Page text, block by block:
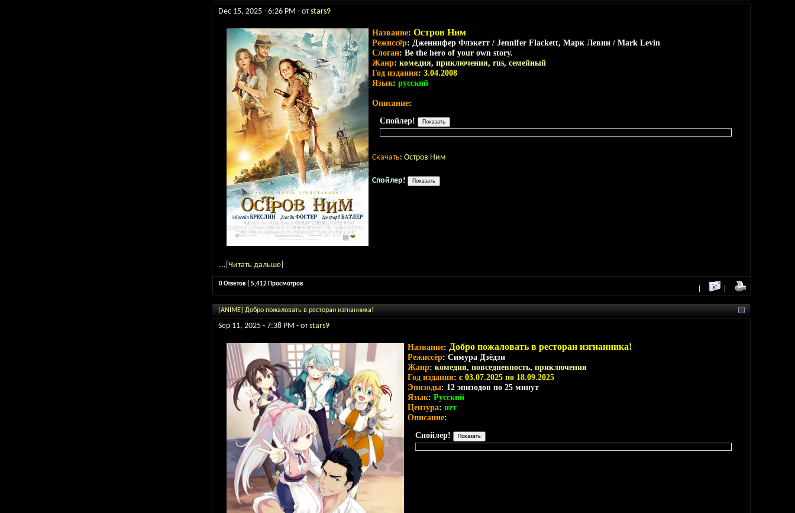
Dec 15, 2025 - 6:26 PM - отstars9
Название: Остров Ним
Режиссёр: Дженнифер Флэкетт / Jennifer Flackett, Марк Левин / Mark Levin
Слоган: Be the hero of your own story.
Жанр: комедия, приключения, rus, семейный
Год издания: 3.04.2008
Язык: русский
Описание:
Спойлер!
Скачать: Остров Ним
Спойлер!
...[ Читать дальше
0 Ответов | 5,412 Просмотров
[ANIME] Добро пожаловать в ресторан изгнанника!
Sep 11, 2025 - 7:38 PM - отstars9
Название: Добро пожаловать в ресторан изгнанника!
Режиссёр: Симура Дзёдзи
Жанр: комедия, повседневность, приключения
Год издания: c 03.07.2025 по 18.09.2025
Эпизоды: 12 эпизодов по 25 минут
Язык: Русский
Цензура: нет
Описание:
Спойлер!